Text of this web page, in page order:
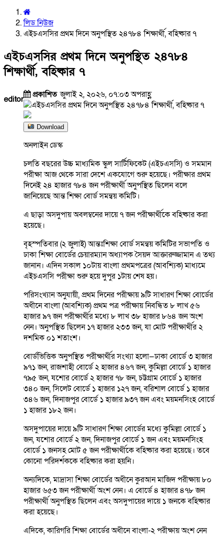
লিড নিউজ
এইচএসসির প্রথম দিনে অনুপস্থিত ২৪৭৮৪ শিক্ষার্থী, বহিষ্কার ৭
এইচএসসির প্রথম দিনে অনুপস্থিত ২৪৭৮৪
শিক্ষার্থী, বহিষ্কার ৭
editor প্রকাশিতজুলাই ২, ২০২৬, ০৭:০৩ অপরাহ্ণ
Download
অনলাইন ডেস্ক
চলতি বছরের উচ্চ মাধ্যমিক স্কুল সার্টিফিকেট (এইচএসসি) ও সমমান
পরীক্ষা আজ থেকে সারা দেশে একযোগে শুরু হয়েছে। পরীক্ষার প্রথম
দিনেই ২৪ হাজার ৭৮৪ জন পরীক্ষার্থী অনুপস্থিত ছিলেন বলে
জানিয়েছে আন্ত শিক্ষা বোর্ড সমন্বয় কমিটি।
এ ছাড়া অসদুপায় অবলম্বনের দায়ে ৭ জন পরীক্ষার্থীকে বহিষ্কার করা
হয়েছে।
বৃহস্পতিবার (২ জুলাই) আন্তঃশিক্ষা বোর্ড সমন্বয় কমিটির সভাপতি ও
ঢাকা শিক্ষা বোর্ডের চেয়ারম্যান অধ্যাপক সৈয়দ আক্তারুজ্জামান এ তথ্য
জানান। এদিন সকাল ১০টায় বাংলা প্রথমপত্রের (আবশ্যিক) মাধ্যমে
এইচএসসি পরীক্ষা শুরু হয়ে দুপুর ১টায় শেষ হয়।
পরিসংখ্যান অনুযায়ী, প্রথম দিনের পরীক্ষায় ৯টি সাধারণ শিক্ষা বোর্ডের
অধীনে বাংলা (আবশ্যিক) প্রথম পত্র পরীক্ষায় নিবন্ধিত ৮ লাখ ৫৬
হাজার ৯৭ জন পরীক্ষার্থীর মধ্যে ৮ লাখ ৩৮ হাজার ৮৬৪ জন অংশ
নেন। অনুপস্থিত ছিলেন ১৭ হাজার ২৩৩ জন, যা মোট পরীক্ষার্থীর ২
দশমিক ০১ শতাংশ।
বোর্ডভিত্তিক অনুপস্থিত পরীক্ষার্থীর সংখ্যা হলো—ঢাকা বোর্ডে ৩ হাজার
৯৭১ জন, রাজশাহী বোর্ডে ২ হাজার ৪৬৭ জন, কুমিল্লা বোর্ডে ১ হাজার
৭৯৫ জন, যশোর বোর্ডে ২ হাজার ৭৮ জন, চট্টগ্রাম বোর্ডে ১ হাজার
৩৪০ জন, সিলেট বোর্ডে ১ হাজার ১২৭ জন, বরিশাল বোর্ডে ১ হাজার
৩৪৬ জন, দিনাজপুর বোর্ডে ১ হাজার ৯৩৭ জন এবং ময়মনসিংহ বোর্ডে
১ হাজার ১৮২ জন।
অসদুপায়ের দায়ে ৯টি সাধারণ শিক্ষা বোর্ডের মধ্যে কুমিল্লা বোর্ডে ১
জন, যশোর বোর্ডে ২ জন, দিনাজপুর বোর্ডে ১ জন এবং ময়মনসিংহ
বোর্ডে ১ জনসহ মোট ৫ জন পরীক্ষার্থীকে বহিষ্কার করা হয়েছে। তবে
কোনো পরিদর্শককে বহিষ্কার করা হয়নি।
অন্যদিকে, মাদ্রাসা শিক্ষা বোর্ডের অধীনে কুরআন মাজিদ পরীক্ষায় ৮০
হাজার ৬৫৩ জন পরীক্ষার্থী অংশ নেন। এ বোর্ডে ৪ হাজার ৪৭৮ জন
পরীক্ষার্থী অনুপস্থিত ছিলেন এবং অসদুপায়ের দায়ে ১ জনকে বহিষ্কার
করা হয়েছে।
এদিকে, কারিগরি শিক্ষা বোর্ডের অধীনে বাংলা-২ পরীক্ষায় অংশ নেন